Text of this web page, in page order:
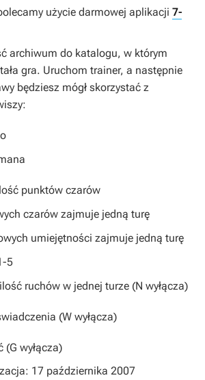
użycie darmowej aplikacji 7-
archiwum do katalogu, w którym
gra. Uruchom trainer, a następnie
będziesz mógł skorzystać z
punktów czarów
czarów zajmuje jedną turę
umiejętności zajmuje jedną turę
5
ruchów w jednej turze (N wyłącza)
(W wyłącza)
(G wyłącza)
17 października 2007